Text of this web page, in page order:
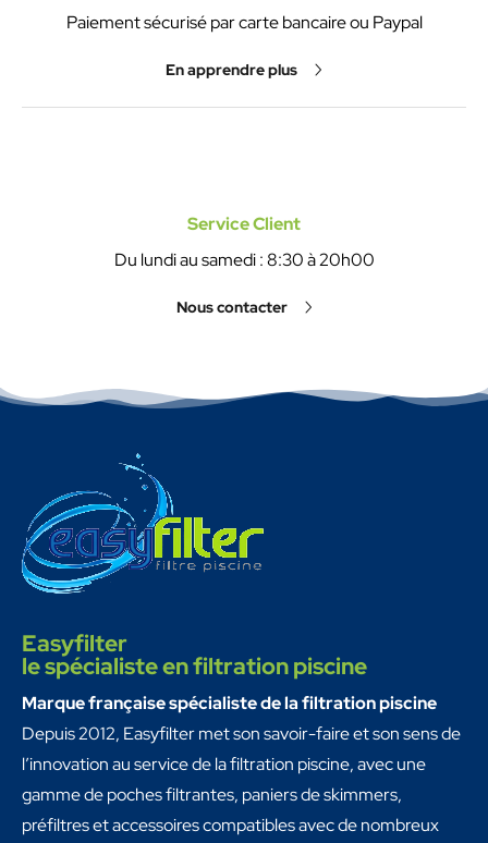
Paiement sécurisé par carte bancaire ou Paypal
En apprendre plus
Service Client
Du lundi au samedi : 8:30 à 20h00
Nous contacter
Easyfilter
le spécialiste en filtration piscine
Marque française spécialiste de la filtration piscine
Depuis 2012, Easyfilter met son savoir-faire et son sens de
l’innovation au service de la filtration piscine, avec une
gamme de poches filtrantes, paniers de skimmers,
préfiltres et accessoires compatibles avec de nombreux